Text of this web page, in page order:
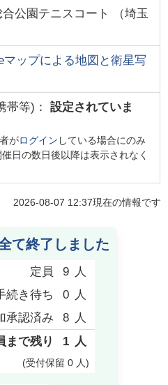
合公園テニスコート （埼玉
マップによる地図と衛星写
帯等)： 設定されていま
がログイン している場合にのみ
日の数日後以降は表示されなく
2026-08-07 12:37現在の情報です
て終了しました
定員 9 人
続き待ち 0 人
承認済み 8 人
まで残り 1 人
(受付保留 0 人)